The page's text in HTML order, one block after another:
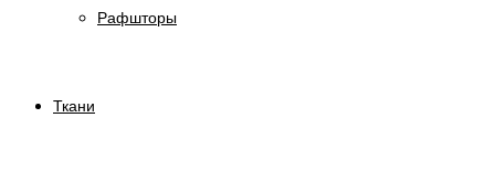
Рафшторы
Ткани